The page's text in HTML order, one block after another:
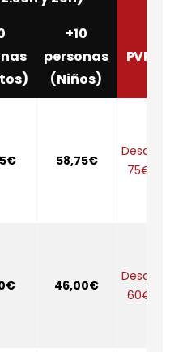
+10
personas
(Niños)
PVP
58,75€
Desde
75€
46,00€
Desde
60€